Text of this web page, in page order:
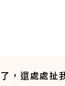
，還處處扯